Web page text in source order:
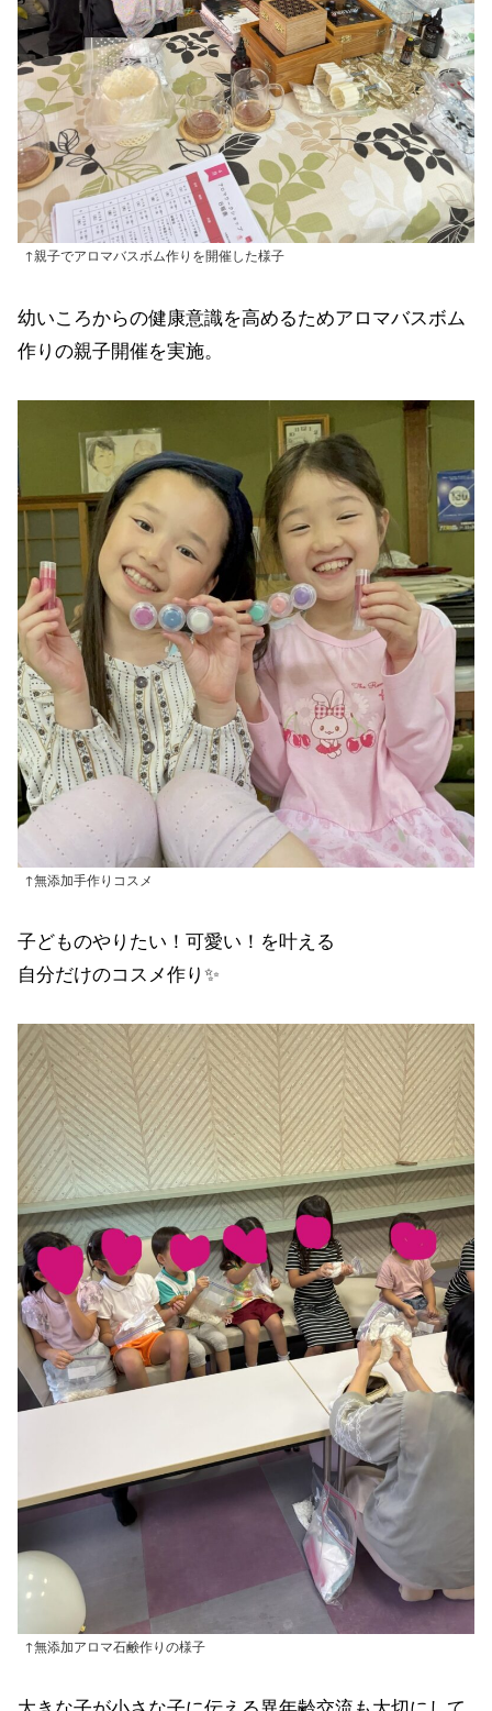
↑親子でアロマバスボム作りを開催した様子
幼いころからの健康意識を高めるためアロマバスボム
作りの親子開催を実施。
↑無添加手作りコスメ
子どものやりたい！可愛い！を叶える
自分だけのコスメ作り✨
↑無添加アロマ石鹸作りの様子